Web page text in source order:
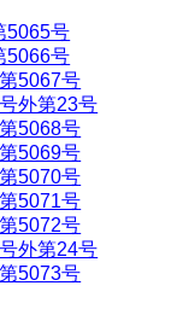
5065号
5066号
5067号
外第23号
5068号
5069号
5070号
5071号
5072号
外第24号
5073号